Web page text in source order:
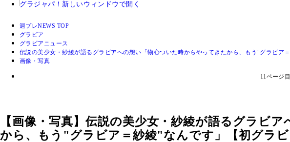
グラジャパ！ 新しいウィンドウで開く
週プレNEWS TOP
グラビア
グラビアニュース
伝説の美少女・紗綾が語るグラビアへの想い「物心ついた時からやってきたから、もう"グラビア
画像・写真
11ページ目
【画像・写真】伝説の美少女・紗綾が語るグラビ
から、もう"グラビア＝紗綾"なんです」【初グラ